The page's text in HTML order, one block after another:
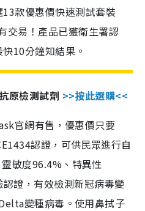
款優惠價快速測試套裝
交易！產品已獲衛生署認
10分鐘知結果。
原檢測試劑 >>按此選購<<
官網有售，優惠價只要
認證，可供民眾進行自
敏度96.4%、特異性
證，有效檢測新冠病毒變
變種病毒。使用鼻拭子